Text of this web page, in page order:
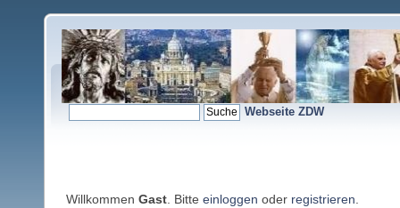
Webseite ZDW
Willkommen Gast . Bitte einloggen oder registrieren